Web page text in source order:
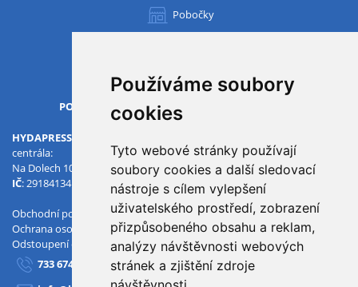
Používáme soubory
cookies
Tyto webové stránky používají
soubory cookies a další sledovací
nástroje s cílem vylepšení
uživatelského prostředí, zobrazení
přizpůsobeného obsahu a reklam,
analýzy návštěvnosti webových
stránek a zjištění zdroje
Pobočky
OTVÍRACÍ DOBA
PO-PÁ
HYDAPRESS CZ s.r.o.
centrála:
Na Dolech 109 586 01 Jihlava
IČ: 29184134 : CZ29184134
Obchodní podmínky
Ochrana osobních údajů
Odstoupení od smlouvy
733 674 293